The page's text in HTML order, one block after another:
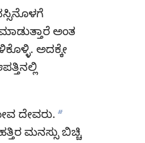
ಅಂತ
ಅದಕ್ಕೇ
ದೇವರು. b
ಮನಸ್ಸು ಬಿಚ್ಚಿ